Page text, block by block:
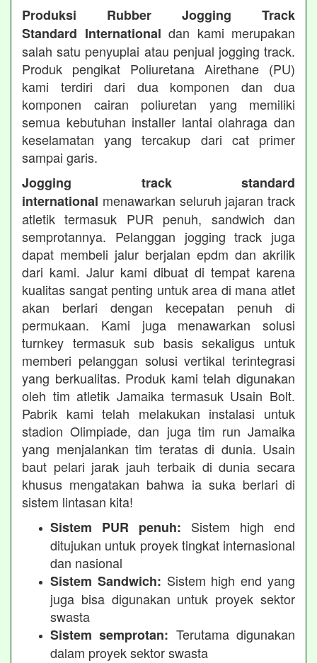
Produksi Rubber Jogging Track
Standard International dan kami merupakan
salah satu penyuplai atau penjual jogging track.
Produk pengikat Poliuretana Airethane (PU)
kami terdiri dari dua komponen dan dua
komponen cairan poliuretan yang memiliki
semua kebutuhan installer lantai olahraga dan
keselamatan yang tercakup dari cat primer
sampai garis.
Jogging track standard
international menawarkan seluruh jajaran track
atletik termasuk PUR penuh, sandwich dan
semprotannya. Pelanggan jogging track juga
dapat membeli jalur berjalan epdm dan akrilik
dari kami. Jalur kami dibuat di tempat karena
kualitas sangat penting untuk area di mana atlet
akan berlari dengan kecepatan penuh di
permukaan. Kami juga menawarkan solusi
turnkey termasuk sub basis sekaligus untuk
memberi pelanggan solusi vertikal terintegrasi
yang berkualitas. Produk kami telah digunakan
oleh tim atletik Jamaika termasuk Usain Bolt.
Pabrik kami telah melakukan instalasi untuk
stadion Olimpiade, dan juga tim run Jamaika
yang menjalankan tim teratas di dunia. Usain
baut pelari jarak jauh terbaik di dunia secara
khusus mengatakan bahwa ia suka berlari di
sistem lintasan kita!
Sistem PUR penuh: Sistem high end
ditujukan untuk proyek tingkat internasional
dan nasional
Sistem Sandwich: Sistem high end yang
juga bisa digunakan untuk proyek sektor
swasta
Sistem semprotan: Terutama digunakan
dalam proyek sektor swasta